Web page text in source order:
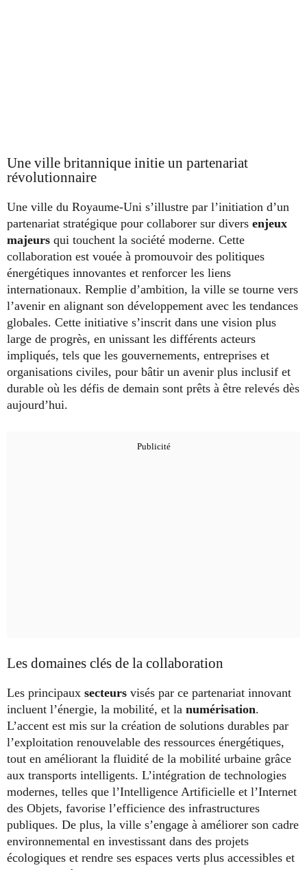
Une ville britannique initie un partenariat
révolutionnaire
Une ville du Royaume-Uni s’illustre par l’initiation d’un
partenariat stratégique pour collaborer sur divers enjeux
majeurs qui touchent la société moderne. Cette
collaboration est vouée à promouvoir des politiques
énergétiques innovantes et renforcer les liens
internationaux. Remplie d’ambition, la ville se tourne vers
l’avenir en alignant son développement avec les tendances
globales. Cette initiative s’inscrit dans une vision plus
large de progrès, en unissant les différents acteurs
impliqués, tels que les gouvernements, entreprises et
organisations civiles, pour bâtir un avenir plus inclusif et
durable où les défis de demain sont prêts à être relevés dès
aujourd’hui.
Les domaines clés de la collaboration
Les principaux secteurs visés par ce partenariat innovant
incluent l’énergie, la mobilité, et la numérisation.
L’accent est mis sur la création de solutions durables par
l’exploitation renouvelable des ressources énergétiques,
tout en améliorant la fluidité de la mobilité urbaine grâce
aux transports intelligents. L’intégration de technologies
modernes, telles que l’Intelligence Artificielle et l’Internet
des Objets, favorise l’efficience des infrastructures
publiques. De plus, la ville s’engage à améliorer son cadre
environnemental en investissant dans des projets
écologiques et rendre ses espaces verts plus accessibles et